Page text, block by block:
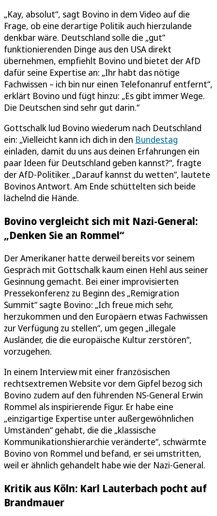
„Kay, absolut“, sagt Bovino in dem Video auf die
Frage, ob eine derartige Politik auch hierzulande
denkbar wäre. Deutschland solle die „gut“
funktionierenden Dinge aus den USA direkt
übernehmen, empfiehlt Bovino und bietet der AfD
dafür seine Expertise an: „Ihr habt das nötige
Fachwissen – ich bin nur einen Telefonanruf entfernt“,
erklärt Bovino und fügt hinzu: „Es gibt immer Wege.
Die Deutschen sind sehr gut darin.“
Gottschalk lud Bovino wiederum nach Deutschland
ein: „Vielleicht kann ich dich in den Bundestag
einladen, damit du uns aus deinen Erfahrungen ein
paar Ideen für Deutschland geben kannst?“, fragte
der AfD-Politiker. „Darauf kannst du wetten“, lautete
Bovinos Antwort. Am Ende schüttelten sich beide
lächelnd die Hände.
Bovino vergleicht sich mit Nazi-General:
„Denken Sie an Rommel“
Der Amerikaner hatte derweil bereits vor seinem
Gespräch mit Gottschalk kaum einen Hehl aus seiner
Gesinnung gemacht. Bei einer improvisierten
Pressekonferenz zu Beginn des „Remigration
Summit“ sagte Bovino: „Ich freue mich sehr,
herzukommen und den Europäern etwas Fachwissen
zur Verfügung zu stellen“, um gegen „illegale
Ausländer, die die europäische Kultur zerstören“,
vorzugehen.
In einem Interview mit einer französischen
rechtsextremen Website vor dem Gipfel bezog sich
Bovino zudem auf den führenden NS-General Erwin
Rommel als inspirierende Figur. Er habe eine
„einzigartige Expertise unter außergewöhnlichen
Umständen“ gehabt, die die „klassische
Kommunikationshierarchie veränderte“, schwärmte
Bovino von Rommel und befand, er sei umstritten,
weil er ähnlich gehandelt habe wie der Nazi-General.
Kritik aus Köln: Karl Lauterbach pocht auf
Brandmauer